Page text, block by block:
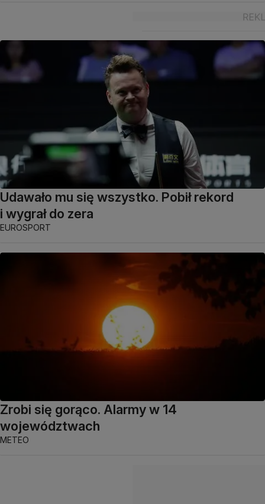
Udawało mu się wszystko. Pobił rekord
i wygrał do zera
EUROSPORT
Zrobi się gorąco. Alarmy w 14
województwach
METEO